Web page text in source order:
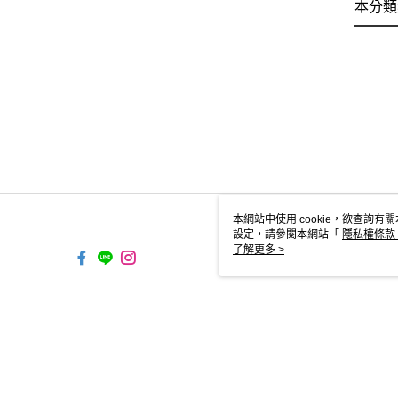
本分
本網站中使用 cookie，欲查詢有
設定，請參閱本網站「 隱私權條款
使用 cookie。
了解更多 >